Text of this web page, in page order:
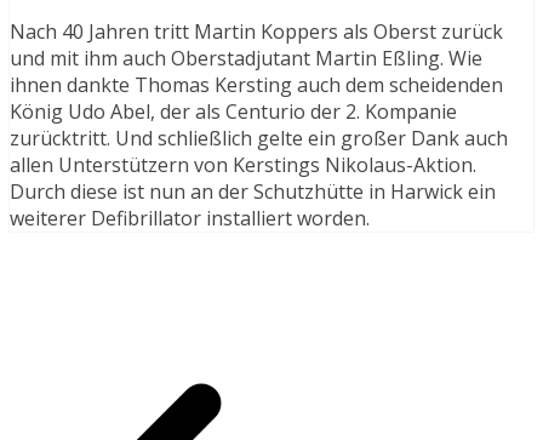
Nach 40 Jahren tritt Martin Koppers als Oberst zurück
und mit ihm auch Oberstadjutant Martin Eßling. Wie
ihnen dankte Thomas Kersting auch dem scheidenden
König Udo Abel, der als Centurio der 2. Kompanie
zurücktritt. Und schließlich gelte ein großer Dank auch
allen Unterstützern von Kerstings Nikolaus-Aktion.
Durch diese ist nun an der Schutzhütte in Harwick ein
weiterer Defibrillator installiert worden.